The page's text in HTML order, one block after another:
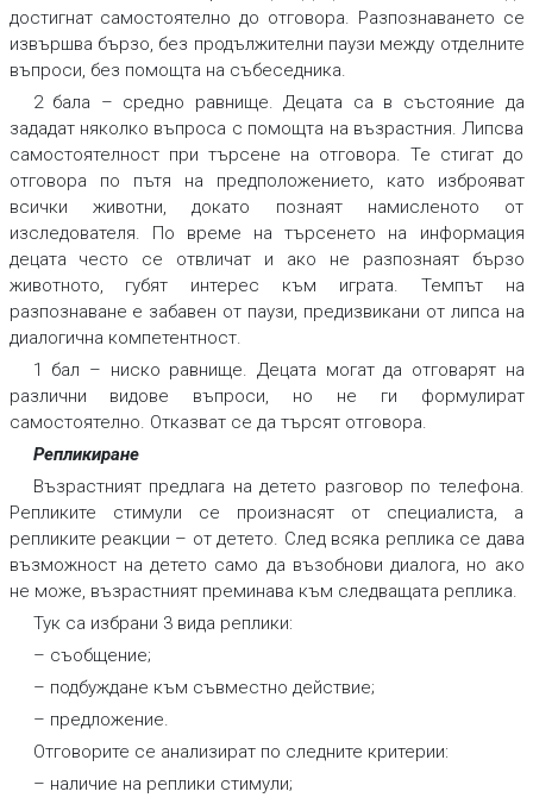
достигнат самостоятелно до отговора. Разпознаването се
извършва бързо, без продължителни паузи между отделните
въпроси, без помощта на събеседника.
2 бала – средно равнище. Децата са в състояние да
зададат няколко въпроса с помощта на възрастния. Липсва
самостоятелност при търсене на отговора. Те стигат до
отговора по пътя на предположението, като изброяват
всички животни, докато познаят намисленото от
изследователя. По време на търсенето на информация
децата често се отвличат и ако не разпознаят бързо
животното, губят интерес към играта. Темпът на
разпознаване е забавен от паузи, предизвикани от липса на
диалогична компетентност.
1 бал – ниско равнище. Децата могат да отговарят на
различни видове въпроси, но не ги формулират
самостоятелно. Отказват се да търсят отговора.
Репликиране
Възрастният предлага на детето разговор по телефона.
Репликите стимули се произнасят от специалиста, а
репликите реакции – от детето. След всяка реплика се дава
възможност на детето само да възобнови диалога, но ако
не може, възрастният преминава към следващата реплика.
Тук са избрани 3 вида реплики:
– съобщение;
– подбуждане към съвместно действие;
– предложение.
Отговорите се анализират по следните критерии:
– наличие на реплики стимули;